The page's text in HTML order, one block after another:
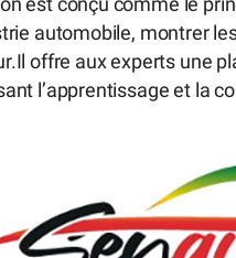
automobile, montrer
offre aux experts une
l’apprentissage et la